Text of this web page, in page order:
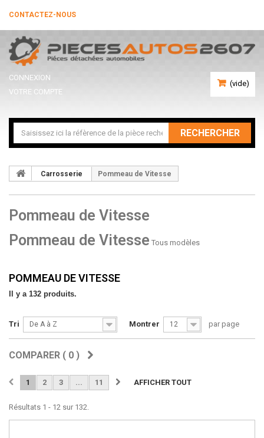
CONTACTEZ-NOUS
(vide)
CONNEXION
VOTRE COMPTE
RECHERCHER
Carrosserie Pommeau de Vitesse
Pommeau de Vitesse
Pommeau de Vitesse Tous modèles
POMMEAU DE VITESSE
Il y a 132 produits.
Tri De A à Z Montrer 12 par page
COMPARER ( 0 )
AFFICHER TOUT
1 2 3 ... 11
Résultats 1 - 12 sur 132.